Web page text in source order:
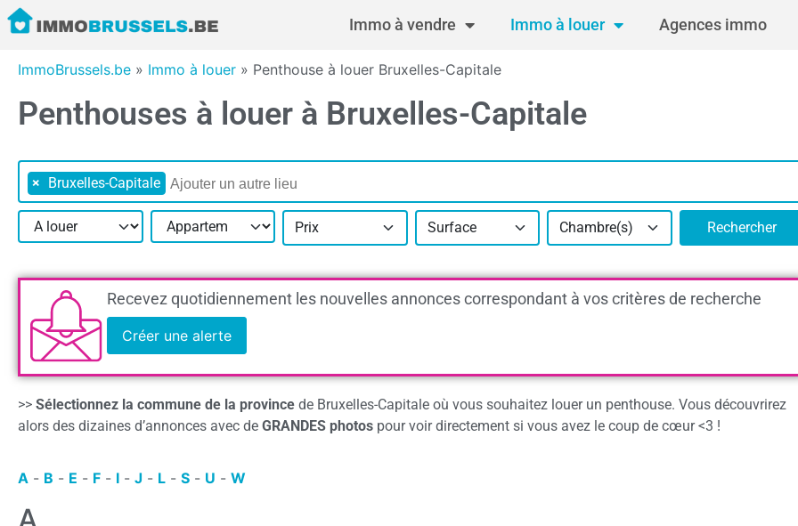
Immo à vendre Immo à louer Agences immo
ImmoBrussels.be » Immo à louer » Penthouse à louer Bruxelles-Capitale
Penthouses à louer à Bruxelles-Capitale
× Bruxelles-Capitale
Prix Surface Chambre(s) Rechercher
Recevez quotidiennement les nouvelles annonces correspondant à vos critères de recherche
Créer une alerte
>> Sélectionnez la commune de la province de Bruxelles-Capitale où vous souhaitez louer un penthouse. Vous découvrirez
alors des dizaines d’annonces avec de GRANDES photos pour voir directement si vous avez le coup de cœur <3 !
A - B - E - F - I - J - L - S - U - W